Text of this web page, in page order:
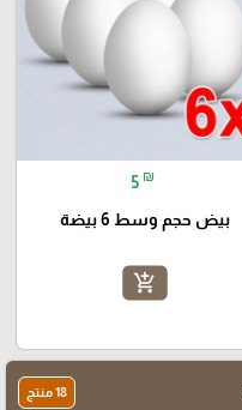
5 ₪
بيض حجم وسط 6 بيضة
add_shopping_cart
18 منتج